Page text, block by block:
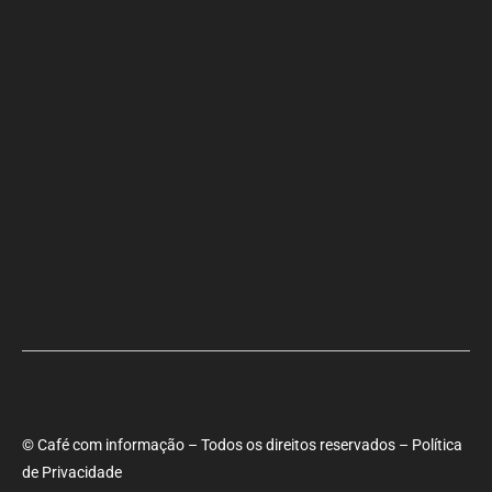
© Café com informação – Todos os direitos reservados – Política
de Privacidade